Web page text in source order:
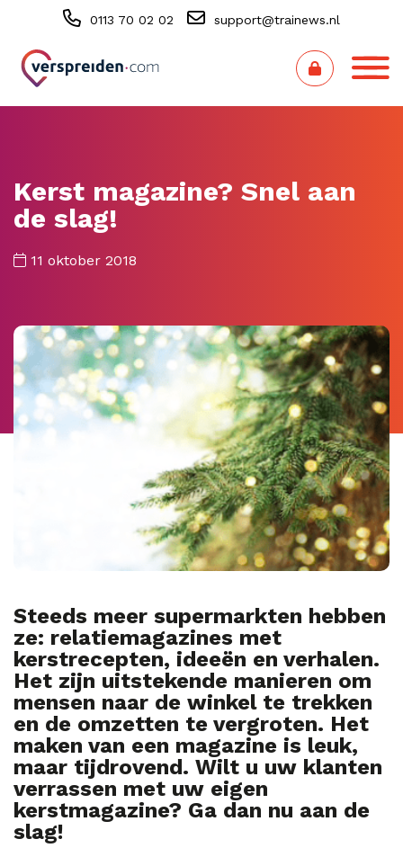
0113 70 02 02 support@trainews.nl
Kerst magazine? Snel aan
de slag!
11 oktober 2018
Steeds meer supermarkten hebben
ze: relatiemagazines met
kerstrecepten, ideeën en verhalen.
Het zijn uitstekende manieren om
mensen naar de winkel te trekken
en de omzetten te vergroten. Het
maken van een magazine is leuk,
maar tijdrovend. Wilt u uw klanten
verrassen met uw eigen
kerstmagazine? Ga dan nu aan de
slag!